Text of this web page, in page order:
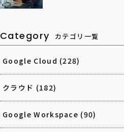
Category カテゴリ一覧
Google Cloud (228)
クラウド (182)
Google Workspace (90)